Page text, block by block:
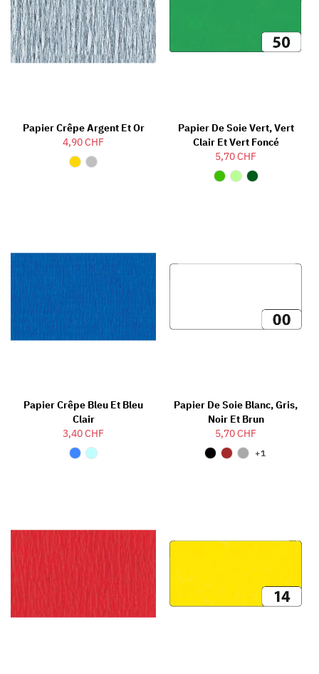
Papier Crêpe Argent Et Or
4,90 CHF
Papier De Soie Vert, Vert
Clair Et Vert Foncé
5,70 CHF
Papier Crêpe Bleu Et Bleu
Clair
3,40 CHF
Papier De Soie Blanc, Gris,
Noir Et Brun
5,70 CHF
+1